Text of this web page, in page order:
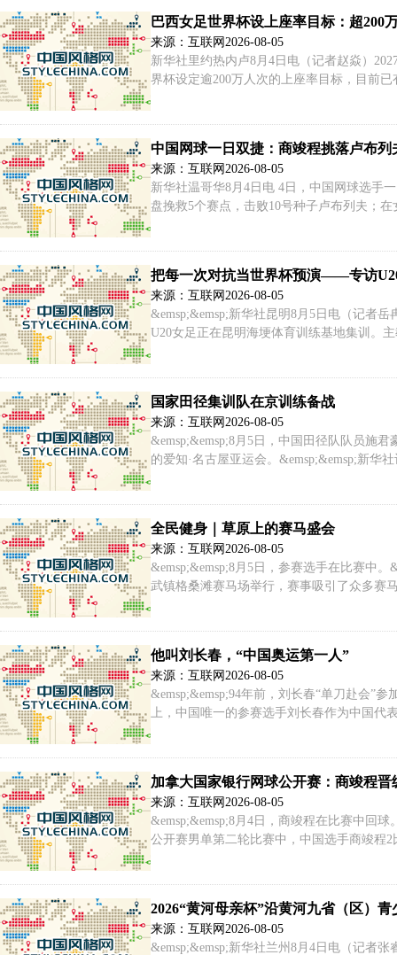
巴西女足世界杯设上座率目标：超200
来源：互联网 2026-08-05
新华社里约热内卢8月4日电（记者赵焱）
界杯设定逾200万人次的上座率目标，目前
中国网球一日双捷：商竣程挑落卢布列
来源：互联网 2026-08-05
新华社温哥华8月4日电 4日，中国网球选手
盘挽救5个赛点，击败10号种子卢布列夫；
把每一次对抗当世界杯预演——专访
来源：互联网 2026-08-05
&emsp;&emsp;新华社昆明8月5日电（记者
U20女足正在昆明海埂体育训练基地集训。
国家田径集训队在京训练备战
来源：互联网 2026-08-05
&emsp;&emsp;8月5日，中国田径队队员施
的爱知·名古屋亚运会。&emsp;&emsp;新华
全民健身｜草原上的赛马盛会
来源：互联网 2026-08-05
&emsp;&emsp;8月5日，参赛选手在比赛中
武镇格桑滩赛马场举行，赛事吸引了众多赛
他叫刘长春，“中国奥运第一人”
来源：互联网 2026-08-05
&emsp;&emsp;94年前，刘长春“单刀赴会”
上，中国唯一的参赛选手刘长春作为中国代
加拿大国家银行网球公开赛：商竣程晋
来源：互联网 2026-08-05
&emsp;&emsp;8月4日，商竣程在比赛中回
公开赛男单第二轮比赛中，中国选手商竣程
2026“黄河母亲杯”沿黄河九省（区）
来源：互联网 2026-08-05
&emsp;&emsp;新华社兰州8月4日电（记者